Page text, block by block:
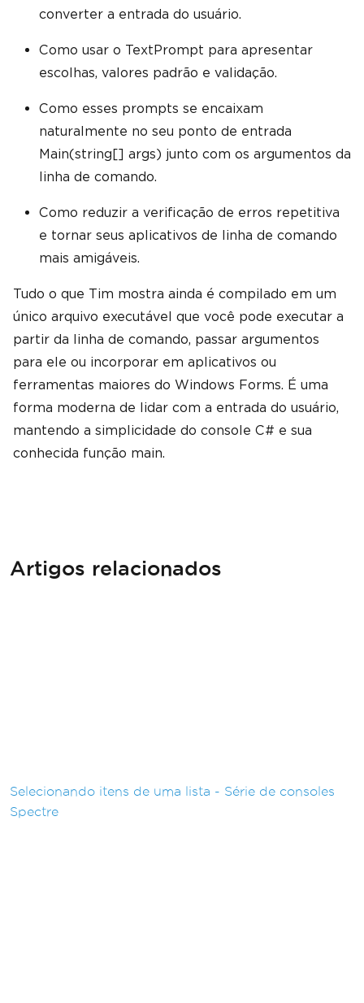
converter a entrada do usuário.
Como usar o TextPrompt para apresentar
escolhas, valores padrão e validação.
Como esses prompts se encaixam
naturalmente no seu ponto de entrada
Main(string[] args) junto com os argumentos da
linha de comando.
Como reduzir a verificação de erros repetitiva
e tornar seus aplicativos de linha de comando
mais amigáveis.
Tudo o que Tim mostra ainda é compilado em um
único arquivo executável que você pode executar a
partir da linha de comando, passar argumentos
para ele ou incorporar em aplicativos ou
ferramentas maiores do Windows Forms. É uma
forma moderna de lidar com a entrada do usuário,
mantendo a simplicidade do console C# e sua
conhecida função main.
Artigos relacionados
Selecionando itens de uma lista - Série de consoles
Spectre